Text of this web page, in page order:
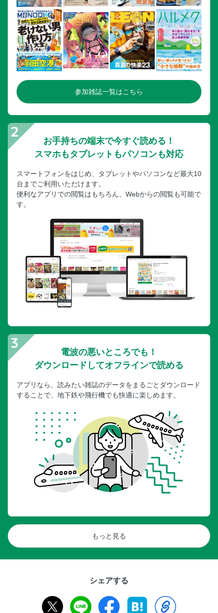
参加雑誌一覧はこちら
お手持ちの端末で今すぐ読める！
スマホもタブレットもパソコンも対応
スマートフォンをはじめ、タブレットやパソコンなど最大10
台までご利用いただけます。
便利なアプリでの閲覧はもちろん、Webからの閲覧も可能で
す。
電波の悪いところでも！
ダウンロードしてオフラインで読める
アプリなら、読みたい雑誌のデータをまるごとダウンロード
することで、地下鉄や飛行機でも快適に楽しめます。
もっと見る
シェアする